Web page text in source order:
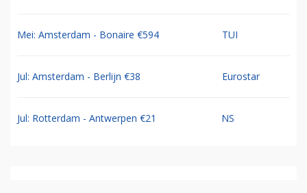
Mei: Amsterdam - Bonaire €594 TUI
Jul: Amsterdam - Berlijn €38 Eurostar
Jul: Rotterdam - Antwerpen €21 NS